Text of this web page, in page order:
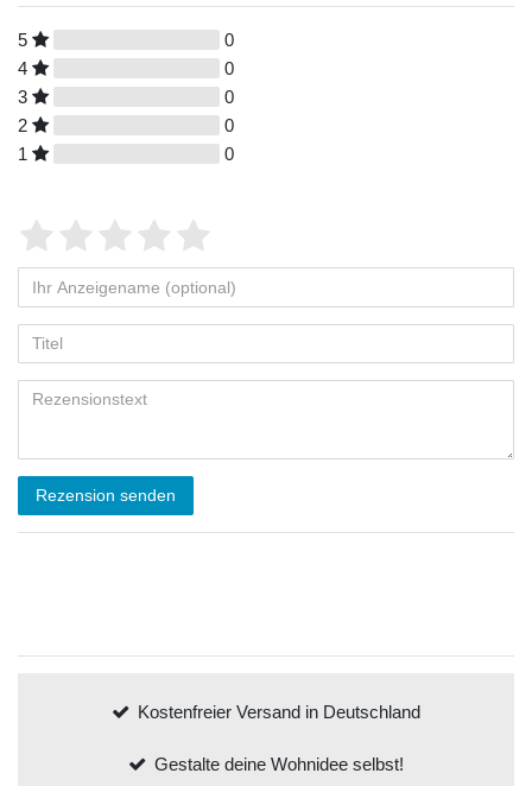
5
0
4
0
3
0
2
0
1
0
Rezension senden
Kostenfreier Versand in Deutschland
Gestalte deine Wohnidee selbst!